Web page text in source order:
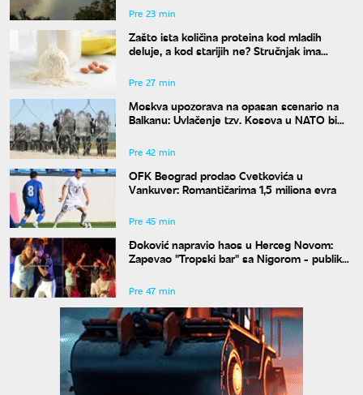
Pre 23 min
Zašto ista količina proteina kod mladih
deluje, a kod starijih ne? Stručnjak ima
Pre 27 min
Moskva upozorava na opasan scenario na
Balkanu: Uvlačenje tzv. Kosova u NATO bi
Pre 42 min
OFK Beograd prodao Cvetkovića u
Vankuver: Romantičarima 1,5 miliona evra
Pre 45 min
Đoković napravio haos u Herceg Novom:
Zapevao "Tropski bar" sa Nigorom - publika
Pre 47 min